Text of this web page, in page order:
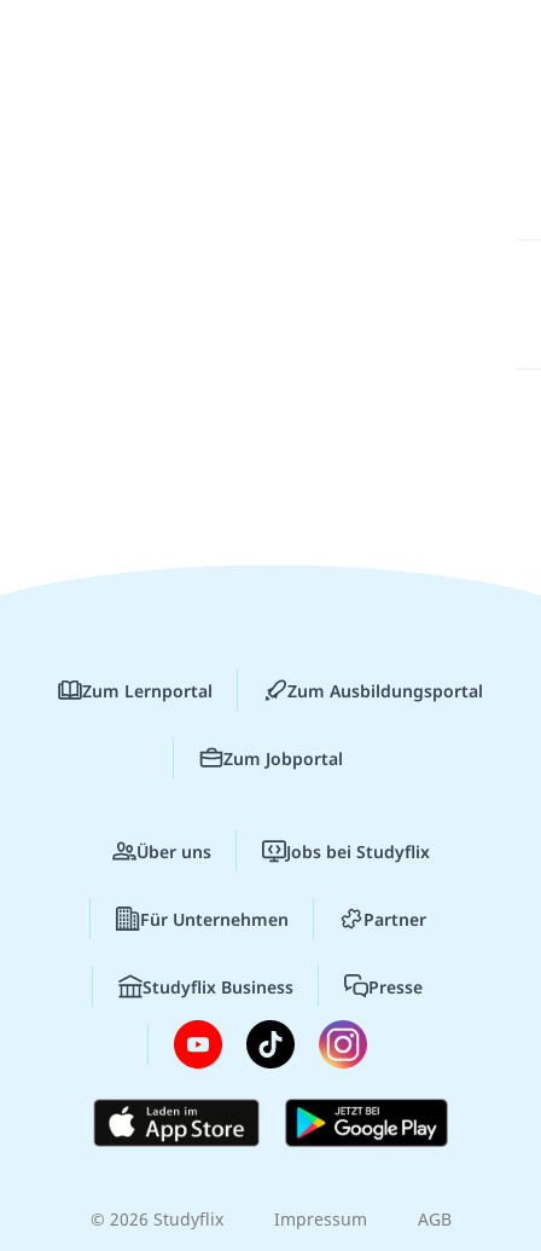
Zum Lernportal Zum Ausbildungsportal
Zum Jobportal
Über uns Jobs bei Studyflix
Für Unternehmen Partner
Studyflix Business Presse
© 2026 Studyflix Impressum AGB